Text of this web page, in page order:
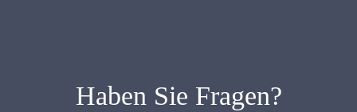
Haben Sie Fragen?